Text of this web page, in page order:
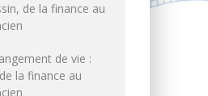
de la finance au
de vie :
la finance au